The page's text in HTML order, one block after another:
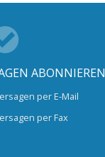
ABONNIEREN
per E-Mail
per Fax